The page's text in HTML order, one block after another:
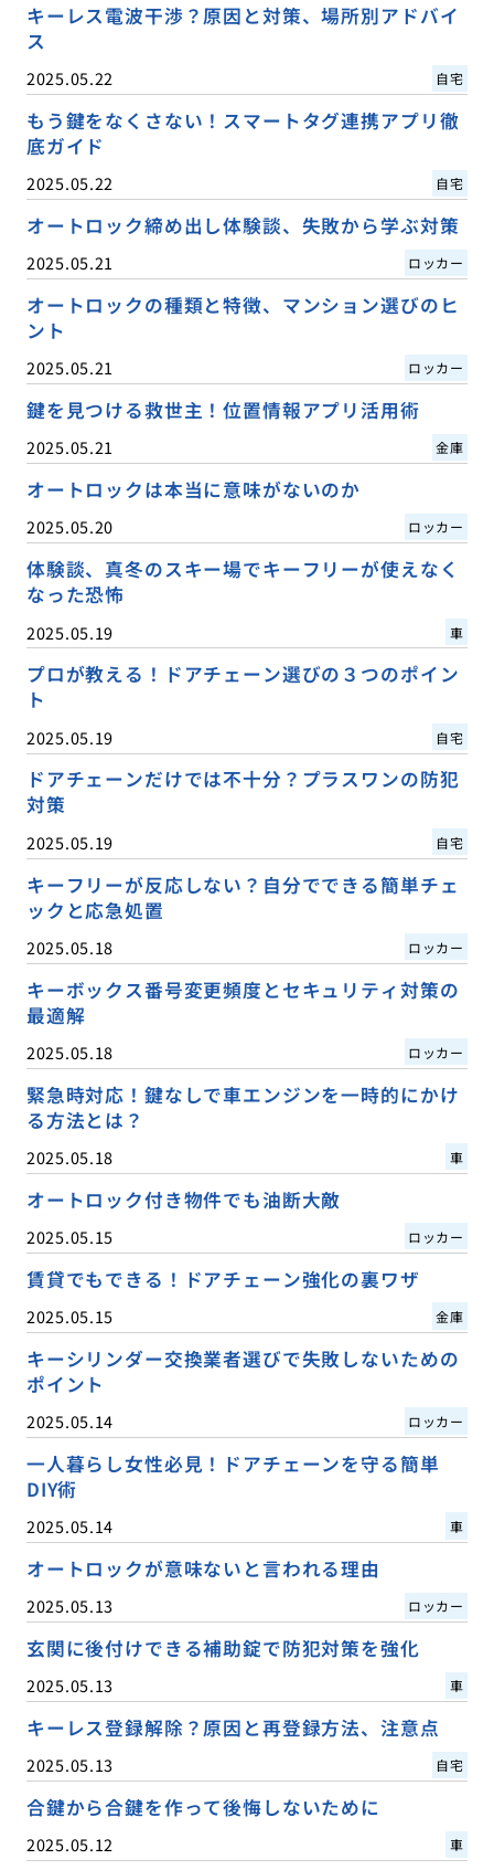
キーレス電波干渉？原因と対策、場所別アドバイ
ス
2025.05.22 自宅
もう鍵をなくさない！スマートタグ連携アプリ徹
底ガイド
2025.05.22 自宅
オートロック締め出し体験談、失敗から学ぶ対策
2025.05.21 ロッカー
オートロックの種類と特徴、マンション選びのヒ
ント
2025.05.21 ロッカー
鍵を見つける救世主！位置情報アプリ活用術
2025.05.21 金庫
オートロックは本当に意味がないのか
2025.05.20 ロッカー
体験談、真冬のスキー場でキーフリーが使えなく
なった恐怖
2025.05.19 車
プロが教える！ドアチェーン選びの３つのポイン
ト
2025.05.19 自宅
ドアチェーンだけでは不十分？プラスワンの防犯
対策
2025.05.19 自宅
キーフリーが反応しない？自分でできる簡単チェ
ックと応急処置
2025.05.18 ロッカー
キーボックス番号変更頻度とセキュリティ対策の
最適解
2025.05.18 ロッカー
緊急時対応！鍵なしで車エンジンを一時的にかけ
る方法とは？
2025.05.18 車
オートロック付き物件でも油断大敵
2025.05.15 ロッカー
賃貸でもできる！ドアチェーン強化の裏ワザ
2025.05.15 金庫
キーシリンダー交換業者選びで失敗しないための
ポイント
2025.05.14 ロッカー
一人暮らし女性必見！ドアチェーンを守る簡単
DIY術
2025.05.14 車
オートロックが意味ないと言われる理由
2025.05.13 ロッカー
玄関に後付けできる補助錠で防犯対策を強化
2025.05.13 車
キーレス登録解除？原因と再登録方法、注意点
2025.05.13 自宅
合鍵から合鍵を作って後悔しないために
2025.05.12 車